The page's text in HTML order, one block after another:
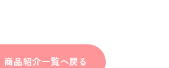
商品紹介一覧へ戻る